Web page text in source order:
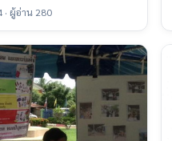
· ผู้อ่าน 280